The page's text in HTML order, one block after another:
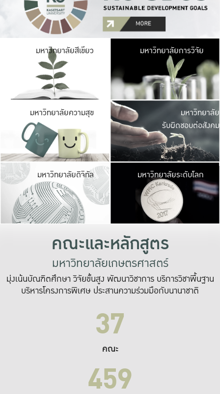
มหาวิทยาลัยสีเขียว มหาวิ
มีพื้นที่เขียวสดใส
เป็นป่าในเมือง เกษต
มหาวิทยาลัยการวิจัย
มหาวิทยาลัยความสุข มหาวิ
ค
เปิดประ
และพบเรื่องราวใ
มหาวิทยาลัย
รับผิดชอบต่อสังคม
มหาวิทยาลัยดิจิทัล มหาวิ
เปลี่ยนแปลง แล
เพื่อทำง
ระบบสารสนเทศ
มหาวิทยาลัยระดับโลก
คณะและหลักสูตร
มหาวิทยาลัยเกษตรศาสตร์
มุ่งเน้นบัณฑิตศึกษา วิจัยขั้นสูง พัฒนาวิชาการ บริการวิชาพื้นฐาน
บริหารโครงการพิเศษ ประสานความร่วมมือกับนานาชาติ
37
คณะ
459